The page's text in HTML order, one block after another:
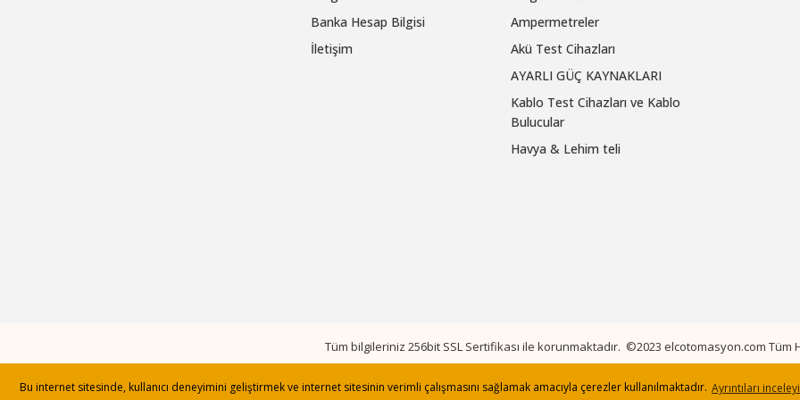
Bu internet sitesinde, kullanıcı deneyimini geliştirmek ve internet sitesinin verimli çalışmasını sağlamak amacıyla çerezler kullanılmaktadır. Ayrıntıları
Banka Hesap Bilgisi
İletişim
Ampermetreler
Akü Test Cihazları
AYARLI GÜÇ KAYNAKLARI
Kablo Test Cihazları ve Kablo
Bulucular
Havya & Lehim teli
Tüm bilgileriniz 256bit SSL Sertifikası ile korunmaktadır. ©2023 elcotomasyon.com Tüm